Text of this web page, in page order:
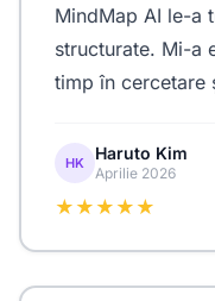
MindMap AI le-a
structurate. Mi-a
timp în cercetare
HK Haruto Kim
Aprilie 2026
★★★★★